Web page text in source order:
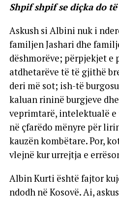
Shpif shpif se diçka do të
Askush si Albini nuk i
familjen Jashari dhe
dëshmorëve; përpjekjet e
atdhetarëve të të gjithë
deri më sot; ish-të
kaluan rininë burgjeve
veprimtarë, intelektualë
në çfarëdo mënyre për
kauzën kombëtare. Por,
vlejnë kur urrejtja e
Albin Kurti është fajtor
ndodh në Kosovë. Ai,